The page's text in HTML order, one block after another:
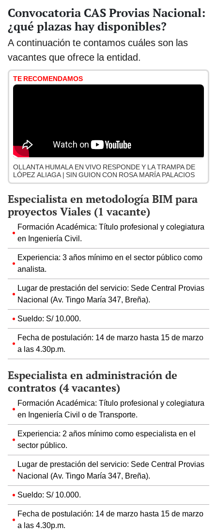
Convocatoria CAS Provias Nacional:
¿qué plazas hay disponibles?
A continuación te contamos cuáles son las
vacantes que ofrece la entidad.
TE RECOMENDAMOS
OLLANTA HUMALA EN VIVO RESPONDE Y LA TRAMPA DE
LÓPEZ ALIAGA | SIN GUION CON ROSA MARÍA PALACIOS
Especialista en metodología BIM para
proyectos Viales (1 vacante)
Formación Académica: Título profesional y colegiatura
en Ingeniería Civil.
Experiencia: 3 años mínimo en el sector público como
analista.
Lugar de prestación del servicio: Sede Central Provias
Nacional (Av. Tingo María 347, Breña).
Sueldo: S/ 10.000.
Fecha de postulación: 14 de marzo hasta 15 de marzo
a las 4.30p.m.
Especialista en administración de
contratos (4 vacantes)
Formación Académica: Título profesional y colegiatura
en Ingeniería Civil o de Transporte.
Experiencia: 2 años mínimo como especialista en el
sector público.
Lugar de prestación del servicio: Sede Central Provias
Nacional (Av. Tingo María 347, Breña).
Sueldo: S/ 10.000.
Fecha de postulación: 14 de marzo hasta 15 de marzo
a las 4.30p.m.